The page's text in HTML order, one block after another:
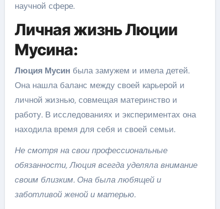
научной сфере.
Личная жизнь Люции
Мусина:
Люция Мусин была замужем и имела детей.
Она нашла баланс между своей карьерой и
личной жизнью, совмещая материнство и
работу. В исследованиях и экспериментах она
находила время для себя и своей семьи.
Не смотря на свои профессиональные
обязанности, Люция всегда уделяла внимание
своим близким. Она была любящей и
заботливой женой и матерью.